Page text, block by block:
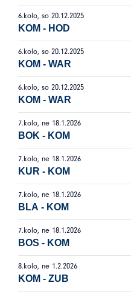
6.kolo, so 20.12.2025
KOM - HOD
6.kolo, so 20.12.2025
KOM - WAR
6.kolo, so 20.12.2025
KOM - WAR
7.kolo, ne 18.1.2026
BOK - KOM
7.kolo, ne 18.1.2026
KUR - KOM
7.kolo, ne 18.1.2026
BLA - KOM
7.kolo, ne 18.1.2026
BOS - KOM
8.kolo, ne 1.2.2026
KOM - ZUB